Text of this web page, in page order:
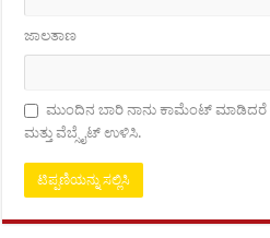
ಜಾಲತಾಣ
ಮುಂದಿನ ಬಾರಿ ನಾನು ಕಾಮೆಂಟ್ ಮಾಡಿದರೆ
ಮತ್ತು ವೆಬ್ಸೈಟ್ ಉಳಿಸಿ.